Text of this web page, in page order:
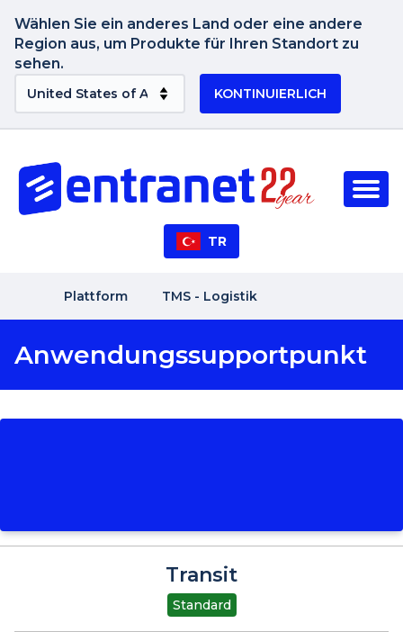
Wählen Sie ein anderes Land oder eine andere
Region aus, um Produkte für Ihren Standort zu
sehen.
KONTINUIERLICH
TR
Plattform TMS - Logistik
Anwendungssupportpunkt
Transit
Standard